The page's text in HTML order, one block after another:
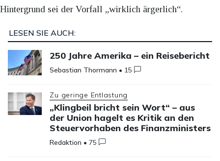
Hintergrund sei der Vorfall „wirklich ärgerlich“.
LESEN SIE AUCH:
250 Jahre Amerika – ein Reisebericht
Sebastian Thormann • 15
Zu geringe Entlastung
„Klingbeil bricht sein Wort“ – aus
der Union hagelt es Kritik an den
Steuervorhaben des Finanzministers
Redaktion •75